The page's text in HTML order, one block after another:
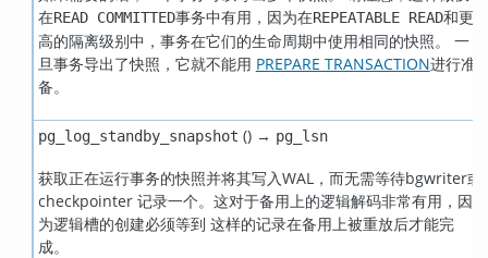
在READ COMMITTED事务中有用，因为在REPEATABLE READ和更
高的隔离级别中，事务在它们的生命周期中使用相同的快照。 一
旦事务导出了快照，它就不能用 PREPARE TRANSACTION进行准
备。
pg_log_standby_snapshot () → pg_lsn
获取正在运行事务的快照并将其写入WAL，而无需等待bgwriter或
checkpointer 记录一个。这对于备用上的逻辑解码非常有用，因
为逻辑槽的创建必须等到 这样的记录在备用上被重放后才能完
成。